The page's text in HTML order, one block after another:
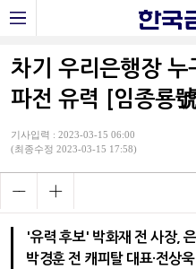
차기 우리은행장
파전 유력 [임종룡
기사입력 : 2023-03-15 06:00
(최종수정 2023-03-15 17:58)
'유력 후보' 박화재 전 사장,
박경훈 전 캐피탈 대표·전상